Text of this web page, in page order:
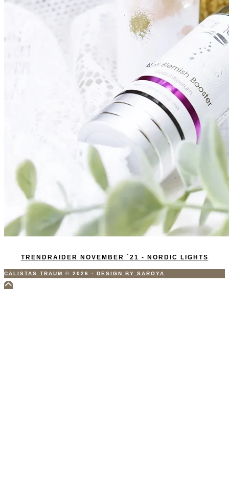
TRENDRAIDER NOVEMBER `21 - NORDIC LIGHTS
CALISTAS TRAUM © 2026 · DESIGN BY SAROYA
Scroll